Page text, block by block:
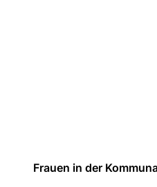
Frauen in der